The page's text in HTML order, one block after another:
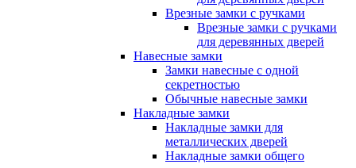
Врезные замки с ручками
Врезные замки с ручками
для деревянных дверей
Навесные замки
Замки навесные с одной
секретностью
Обычные навесные замки
Накладные замки
Накладные замки для
металлических дверей
Накладные замки общего